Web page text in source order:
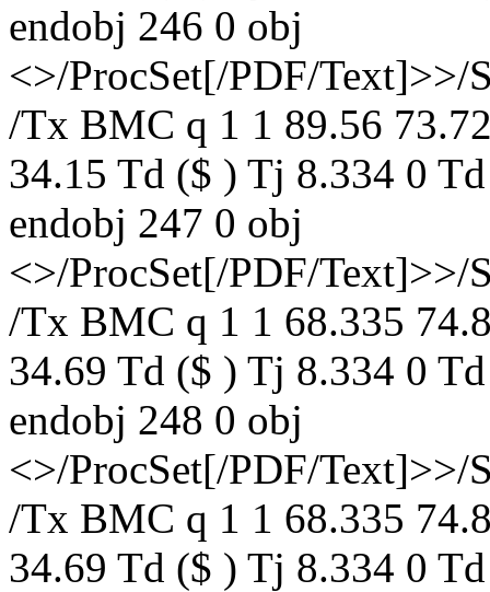
endobj 246 0 obj
<>/ProcSet[/PDF/Text]>>/
/Tx BMC q 1 1 89.56
34.15 Td ($ ) Tj 8.334 0
endobj 247 0 obj
<>/ProcSet[/PDF/Text]>>/
/Tx BMC q 1 1 68.335
34.69 Td ($ ) Tj 8.334 0
endobj 248 0 obj
<>/ProcSet[/PDF/Text]>>/
/Tx BMC q 1 1 68.335
34.69 Td ($ ) Tj 8.334 0